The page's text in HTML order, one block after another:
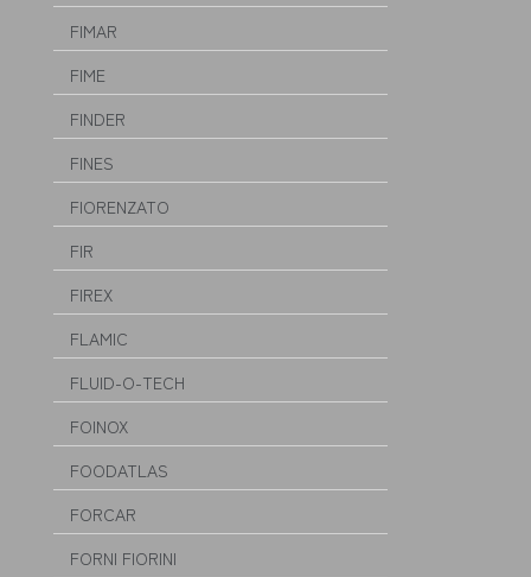
FIMAR
FIME
FINDER
FINES
FIORENZATO
FIR
FIREX
FLAMIC
FLUID-O-TECH
FOINOX
FOODATLAS
FORCAR
FORNI FIORINI